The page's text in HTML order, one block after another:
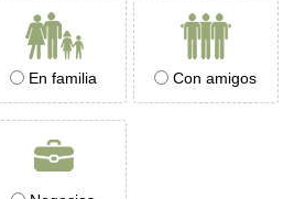
En familia Con amigos